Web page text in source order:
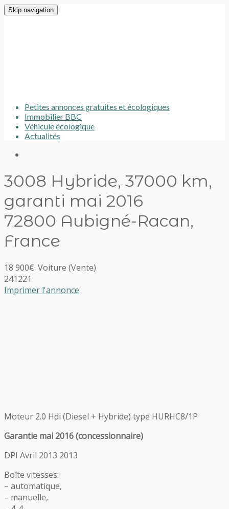
Skip navigation
Petites annonces gratuites et écologiques
Immobilier BBC
Véhicule écologique
Actualités
3008 Hybride, 37000 km,
garanti mai 2016
72800 Aubigné-Racan,
France
18 900€· Voiture (Vente)
241221
Imprimer l'annonce
Moteur 2.0 Hdi (Diesel + Hybride) type HURHC8/1P
Garantie mai 2016 (concessionnaire)
DPI Avril 2013 2013
Boîte vitesses:
– automatique,
– manuelle,